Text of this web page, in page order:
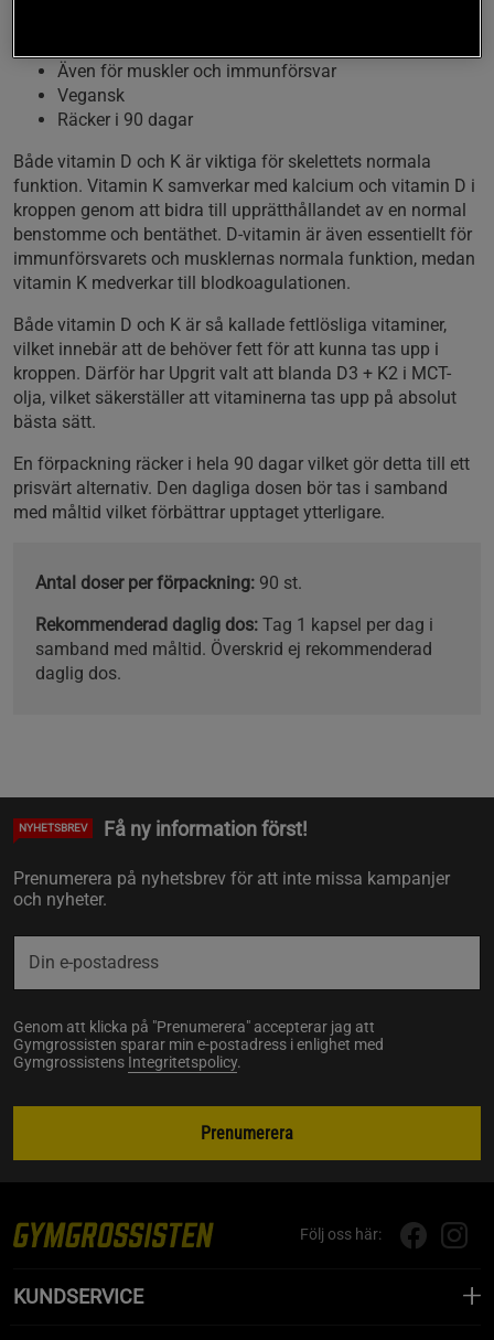
Även för muskler och immunförsvar
Vegansk
Räcker i 90 dagar
Både vitamin D och K är viktiga för skelettets normala
funktion. Vitamin K samverkar med kalcium och vitamin D i
kroppen genom att bidra till upprätthållandet av en normal
benstomme och bentäthet. D-vitamin är även essentiellt för
immunförsvarets och musklernas normala funktion, medan
vitamin K medverkar till blodkoagulationen.
Både vitamin D och K är så kallade fettlösliga vitaminer,
vilket innebär att de behöver fett för att kunna tas upp i
kroppen. Därför har Upgrit valt att blanda D3 + K2 i MCT-
olja, vilket säkerställer att vitaminerna tas upp på absolut
bästa sätt.
En förpackning räcker i hela 90 dagar vilket gör detta till ett
prisvärt alternativ. Den dagliga dosen bör tas i samband
med måltid vilket förbättrar upptaget ytterligare.
Antal doser per förpackning: 90 st.
Rekommenderad daglig dos: Tag 1 kapsel per dag i
samband med måltid. Överskrid ej rekommenderad
daglig dos.
NYHETSBREV Få ny information först!
Prenumerera på nyhetsbrev för att inte missa kampanjer
och nyheter.
Genom att klicka på "Prenumerera" accepterar jag att
Gymgrossisten sparar min e-postadress i enlighet med
Gymgrossistens Integritetspolicy.
Prenumerera
Följ oss här:
KUNDSERVICE